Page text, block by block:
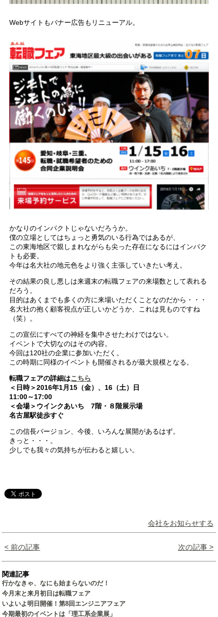
Webサイトもバナー広告もリニューアル。
かなりのインパクトじゃないだろうか。
僕の立場としてはちょっと勇気のいる行為ではあるが、
この東海地区で親しまれながらも尖った存在になるにはインパク
トも必要。
今年は名大社の地元色をより強く主張していきたい考え。
その結果の良し悪しは来週末の転職フェアの来場数として表れる
だろう。
目的はあくまでも多くの方に来場いただくことなのだから・・・
名大社の抱く顧客視点が正しいかどうか、これは見ものですね
（笑）。
この宣伝にすべての神経を集中させたわけではない。
イベントで大切なのはその内容。
今回は120社の企業に参加いただく。
この時期に同様のイベントも開催されるが最大規模となる。
転職フェアの詳細はこちら
＜日時＞2016年1月15（金）、16（土）日
11:00～17:00
＜会場＞ウインクあいち 7階・８階展示場
名古屋駅徒歩すぐ
この信長バージョン、今後、いろんな展開があるはず。
きっと・・・。
少しでも我々の気持ちが伝わると嬉しい。
会社をお知らせする
< 前の記事 次の記事 >
関連記事
行かなきゃ、なにも始まらないのだ！
今月末と来月初日は転職フェア
いよいよ明日開催！第8回エンジニアフェア
今期最初のイベントは「理工系企業展」